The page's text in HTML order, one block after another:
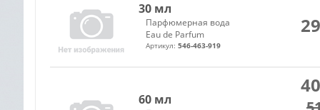
30 мл
Парфюмерная вода
Eau de Parfum
Артикул: 546-463-919
60 мл